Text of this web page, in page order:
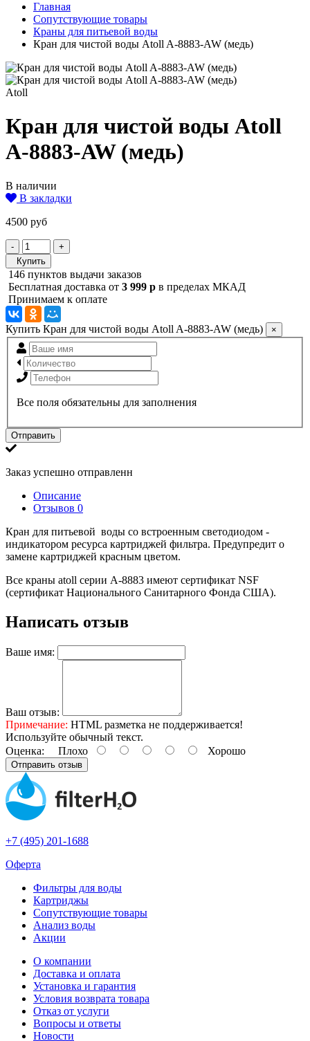
Главная
Сопутствующие товары
Краны для питьевой воды
Кран для чистой воды Atoll A-8883-AW (медь)
Atoll
Кран для чистой воды Atoll
A-8883-AW (медь)
В наличии
В закладки
4500 руб
-
+
Купить
146 пунктов выдачи заказов
Бесплатная доставка от 3 999 р в пределах МКАД
Принимаем к оплате
Купить Кран для чистой воды Atoll A-8883-AW (медь) ×
Все поля обязательны для заполнения
Отправить
Заказ успешно отправленн
Описание
Отзывов 0
Кран для питьевой воды со встроенным светодиодом -
индикатором ресурса картриджей фильтра. Предупредит о
замене картриджей красным цветом.
Все краны atoll серии А-8883 имеют сертификат NSF
(сертификат Национального Санитарного Фонда США).
Написать отзыв
Ваше имя:
Ваш отзыв:
Примечание: HTML разметка не поддерживается!
Используйте обычный текст.
Оценка: Плохо Хорошо
Отправить отзыв
+7 (495) 201-1688
Оферта
Фильтры для воды
Картриджы
Сопутствующие товары
Анализ воды
Акции
О компании
Доставка и оплата
Установка и гарантия
Условия возврата товара
Отказ от услуги
Вопросы и ответы
Новости